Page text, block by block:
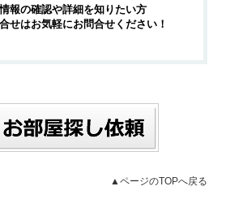
報の確認や詳細を知りたい方
せはお気軽にお問合せください！
▲ページのTOPへ戻る